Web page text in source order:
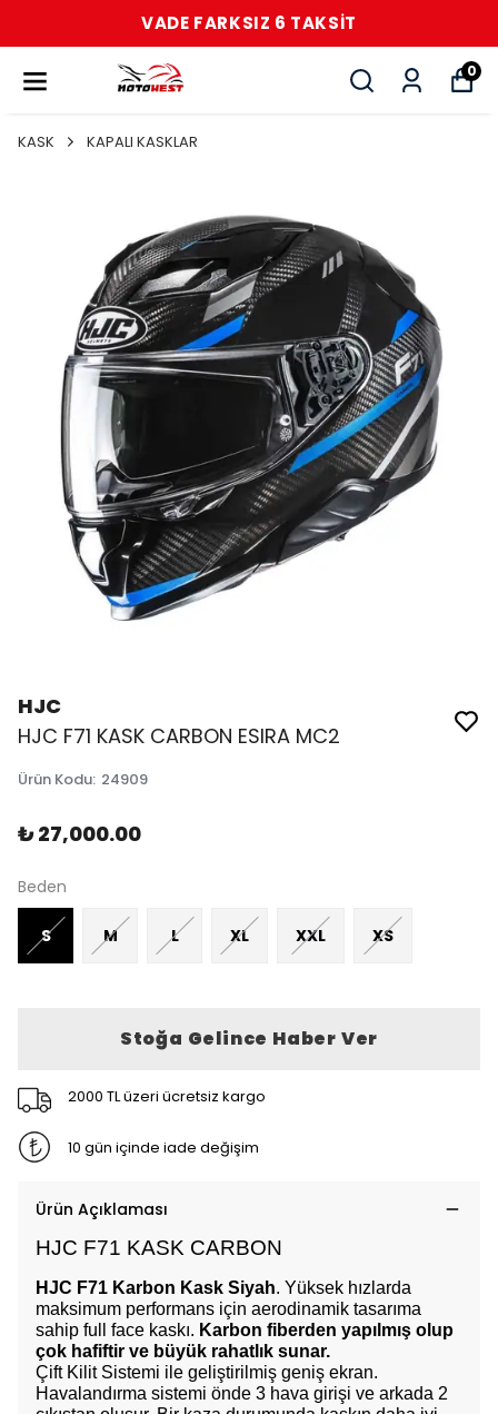
VADE FARKSIZ 6 TAKSİT
0
KASK KAPALI KASKLAR
HJC
HJC F71 KASK CARBON ESIRA MC2
Ürün Kodu: 24909
₺ 27,000.00
Beden
S M L XL XXL XS
Stoğa Gelince Haber Ver
2000 TL üzeri ücretsiz kargo
10 gün içinde iade değişim
Ürün Açıklaması
HJC F71 KASK CARBON
HJC F71 Karbon Kask Siyah. Yüksek hızlarda
maksimum performans için aerodinamik tasarıma
sahip full face kaskı. Karbon fiberden yapılmış olup
çok hafiftir ve büyük rahatlık sunar.
Çift Kilit Sistemi ile geliştirilmiş geniş ekran.
Havalandırma sistemi önde 3 hava girişi ve arkada 2